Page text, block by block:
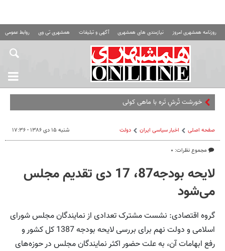
روزنامه همشهری امروز نیازمندی های همشهری آگهی و تبلیغات همشهری تی وی روابط عمومی
خورشت تُرشِ تَره با ماهی کولی؛ اگر سیر تر
صفحه اصلی اخبار سیاسی ایران دولت
مجموع نظرات: ۰
شنبه ۱۵ دی ۱۳۸۶ - ۱۷:۳۶
لایحه بودجه87، 17 دی تقدیم مجلس
می‌شود
گروه اقتصادی: نشست مشترک تعدادی از نمایندگان مجلس شورای
اسلامی و دولت نهم برای بررسی لایحه بودجه 1387 کل کشور و
رفع ابهامات آن، به علت حضور اکثر نمایندگان مجلس در حوزه‌های